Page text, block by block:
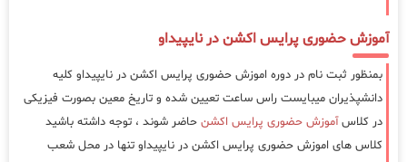
آموزش حضوری پرایس اکشن در نایپیداو
بمنظور ثبت نام در دوره اموزش حضوری پرایس اکشن در نایپیداو کلیه
دانشپذیران میبایست راس ساعت تعیین شده و تاریخ معین بصورت فیزیکی
در کلاسآموزش حضوری پرایس اکشن حاضر شوند ، توجه داشته باشید
کلاس های اموزش حضوری پرایس اکشن در نایپیداو تنها در محل شعب